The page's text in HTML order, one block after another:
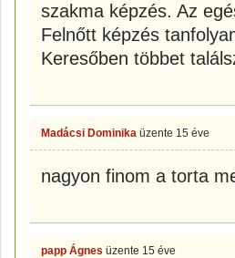
szakma képzés. Az
Felnőtt képzés
Keresőben többet
Madácsi Dominika üzente 15 éve
nagyon finom a torta
papp Ágnes üzente 15 éve